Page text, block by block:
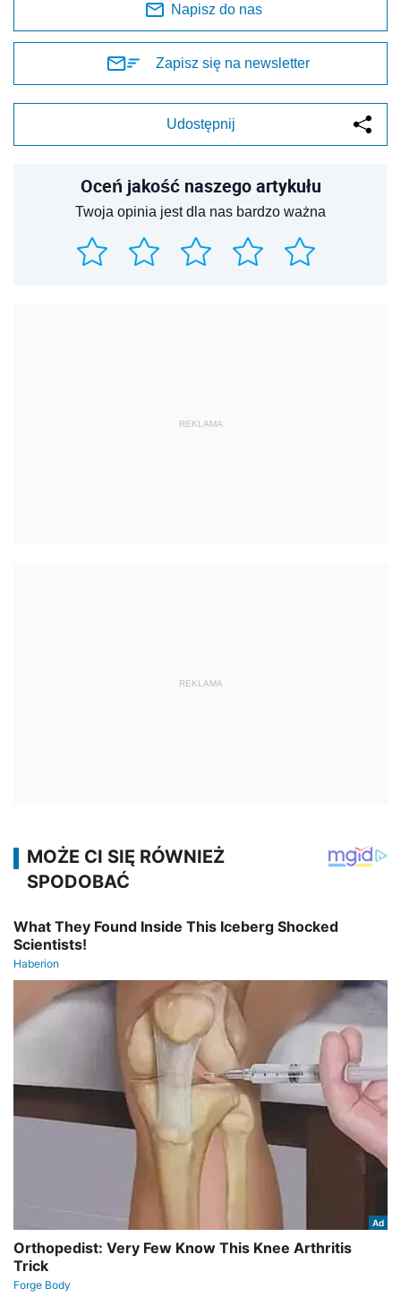
Napisz do nas
Zapisz się na newsletter
Udostępnij
Oceń jakość naszego artykułu
Twoja opinia jest dla nas bardzo ważna
REKLAMA
REKLAMA